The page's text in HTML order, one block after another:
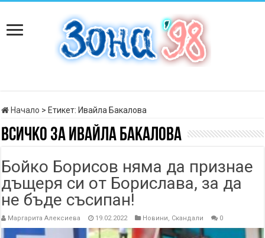
Начало > Етикет: Ивайла Бакалова
Всичко заИвайла Бакалова
Бойко Борисов няма да признае
дъщеря си от Борислава, за да
не бъде съсипан!
Маргарита Алексиева 19.02.2022 Новини, Скандали 0